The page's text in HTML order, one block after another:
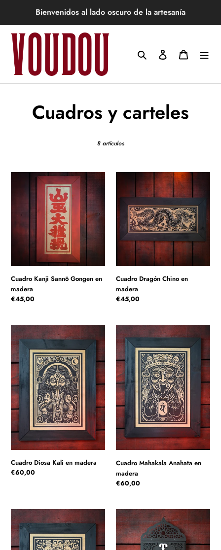
directamente
al
contenido
Bienvenidos al lado oscuro de la artesanía
Buscar Ingresar Carrito
C
e
c
c
i
ó
n
Cuadros y carteles
8 artículos
Sannō
madera
Cuadro Kanji Sannō Gongen en
madera
Precio
€45,00
Dragón
Chino
madera
Cuadro Dragón Chino en
madera
Precio
€45,00
Cuadro
Diosa
Kali
en
madera
Cuadro Diosa Kali en madera
Precio
€60,00
Cuadro
Mahakala
Anahata
en
madera
Cuadro Mahakala Anahata en
madera
Precio
€60,00
Cuadro
Mahakala
en
madera
Colgador
Tarot
Readings